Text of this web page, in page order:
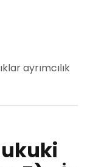
ayrımcılık